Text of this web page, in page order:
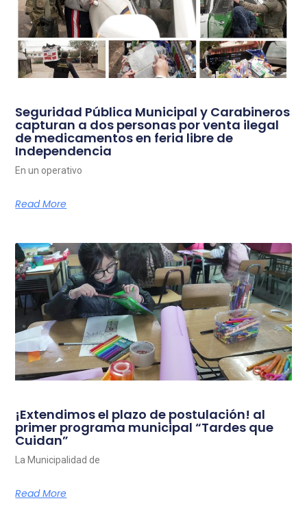
Seguridad Pública Municipal y Carabineros
capturan a dos personas por venta ilegal
de medicamentos en feria libre de
Independencia
En un operativo
Read More
¡Extendimos el plazo de postulación! al
primer programa municipal “Tardes que
Cuidan”
La Municipalidad de
Read More